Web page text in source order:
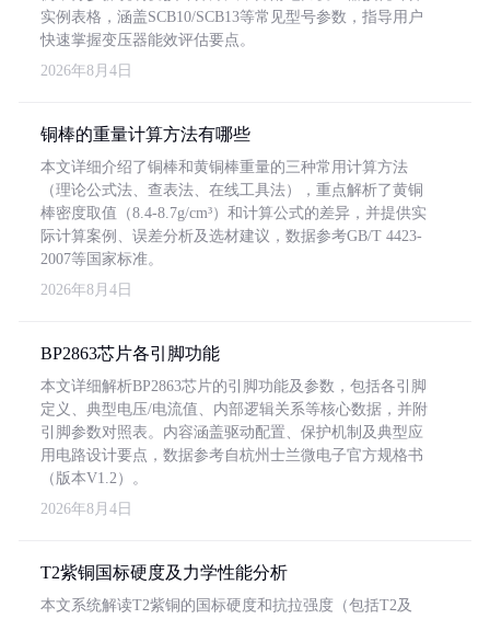
实例表格，涵盖SCB10/SCB13等常见型号参数，指导用户
快速掌握变压器能效评估要点。
2026年8月4日
铜棒的重量计算方法有哪些
本文详细介绍了铜棒和黄铜棒重量的三种常用计算方法
（理论公式法、查表法、在线工具法），重点解析了黄铜
棒密度取值（8.4-8.7g/cm³）和计算公式的差异，并提供实
际计算案例、误差分析及选材建议，数据参考GB/T 4423-
2007等国家标准。
2026年8月4日
BP2863芯片各引脚功能
本文详细解析BP2863芯片的引脚功能及参数，包括各引脚
定义、典型电压/电流值、内部逻辑关系等核心数据，并附
引脚参数对照表。内容涵盖驱动配置、保护机制及典型应
用电路设计要点，数据参考自杭州士兰微电子官方规格书
（版本V1.2）。
2026年8月4日
T2紫铜国标硬度及力学性能分析
本文系统解读T2紫铜的国标硬度和抗拉强度（包括T2及